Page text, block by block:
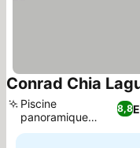
Conrad Chia
8,8
Piscine
panoramique
Bioaquam